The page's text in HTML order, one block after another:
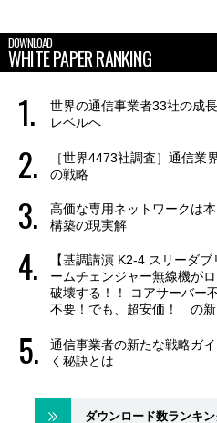
DOWNLOAD
WHITE PAPER RANKING
世界の通信事業者33社の成
レベルへ
［世界4473社調査］通信業
の戦略
高価な専用ネットワークは
構築の現実解
【基調講演 K2-4 スリーダ
ームチェンジャー無線機が
破壊する！！ コアサーバー
不要！でも、超安価！ の
通信事業者の新たな戦略ガ
く秘訣とは
ダウンロード数ランキ